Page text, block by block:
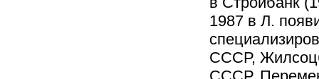
1987 в Л.
СССР,